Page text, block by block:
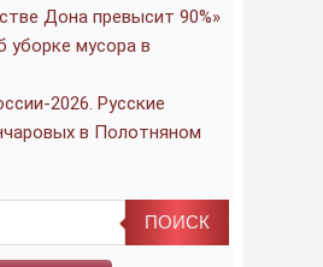
Дона превысит 90%»
уборке мусора в
2026. Русские
в Полотняном